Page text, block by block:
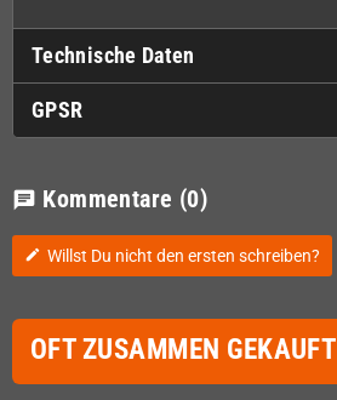
Technische Daten
GPSR
chat Kommentare (0)
edit Willst Du nicht den ersten schreiben?
OFT ZUSAMMEN GEKAUFT